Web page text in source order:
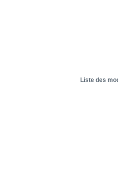
Liste des